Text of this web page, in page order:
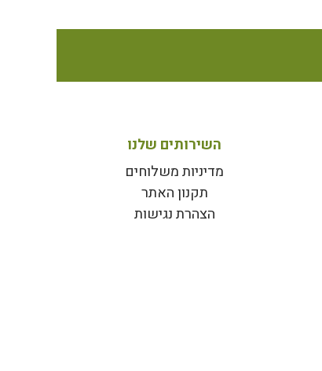
השירותים שלנו
מדיניות משלוחים
תקנון האתר
הצהרת נגישות